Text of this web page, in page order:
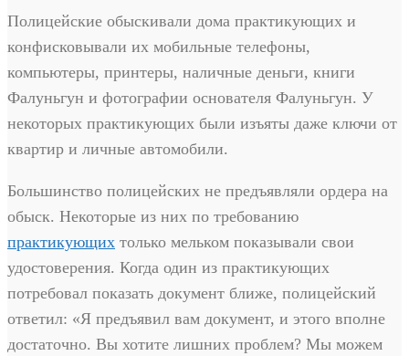
Полицейские обыскивали дома практикующих и
конфисковывали их мобильные телефоны,
компьютеры, принтеры, наличные деньги, книги
Фалуньгун и фотографии основателя Фалуньгун. У
некоторых практикующих были изъяты даже ключи от
квартир и личные автомобили.
Большинство полицейских не предъявляли ордера на
обыск. Некоторые из них по требованию
практикующих только мельком показывали свои
удостоверения. Когда один из практикующих
потребовал показать документ ближе, полицейский
ответил: «Я предъявил вам документ, и этого вполне
достаточно. Вы хотите лишних проблем? Мы можем